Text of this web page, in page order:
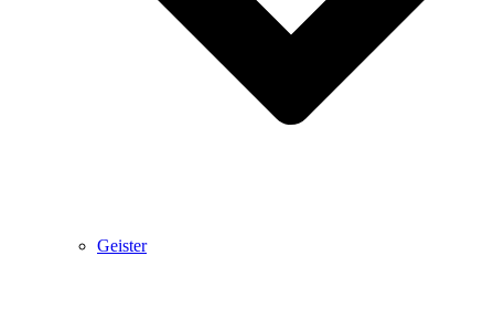
Geister